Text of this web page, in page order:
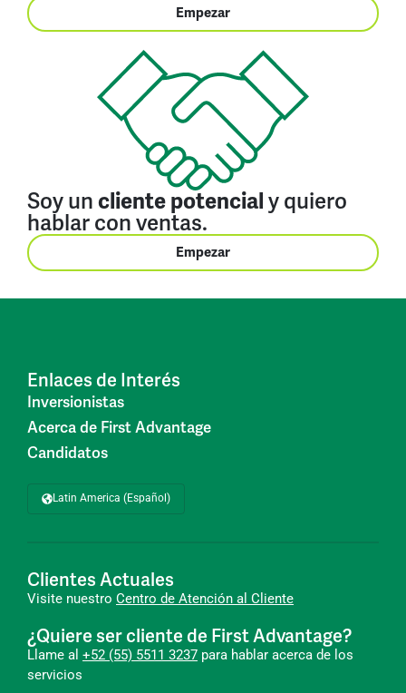
Empezar
Soy un cliente potencial y quiero
hablar con ventas.
Empezar
Enlaces de Interés
Inversionistas
Acerca de First Advantage
Candidatos
Latin America (Español)
Clientes Actuales
Visite nuestro Centro de Atención al Cliente
¿Quiere ser cliente de First Advantage?
Llame al +52 (55) 5511 3237 para hablar acerca de los
servicios